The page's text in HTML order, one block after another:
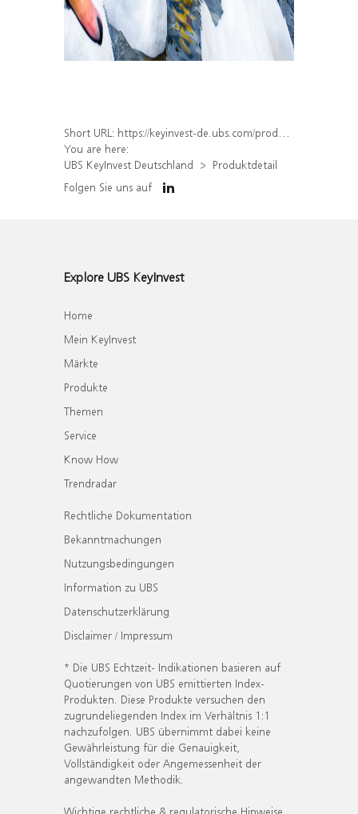
Short URL: https://keyinvest-de.ubs.com/produkt/detail/index/isin/DE000WA15SZ6
You are here:
UBS KeyInvest Deutschland
Produktdetail
Folgen Sie uns auf
Explore UBS KeyInvest
Home
Mein KeyInvest
Märkte
Produkte
Themen
Service
Know How
Trendradar
Rechtliche Dokumentation
Bekanntmachungen
Nutzungsbedingungen
Information zu UBS
Datenschutzerklärung
Disclaimer / Impressum
* Die UBS Echtzeit- Indikationen basieren auf
Quotierungen von UBS emittierten Index-
Produkten. Diese Produkte versuchen den
zugrundeliegenden Index im Verhältnis 1:1
nachzufolgen. UBS übernimmt dabei keine
Gewährleistung für die Genauigkeit,
Vollständigkeit oder Angemessenheit der
angewandten Methodik.